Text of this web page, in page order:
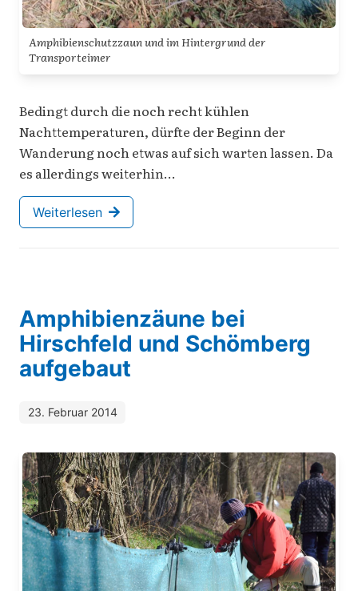
Amphibienschutzzaun und im Hintergrund der
Transporteimer
Bedingt durch die noch recht kühlen
Nachttemperaturen, dürfte der Beginn der
Wanderung noch etwas auf sich warten lassen. Da
es allerdings weiterhin…
Weiterlesen
Amphibienzäune bei
Hirschfeld und Schömberg
aufgebaut
23. Februar 2014